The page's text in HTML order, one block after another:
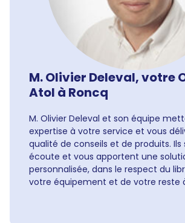
M. Olivier Deleval, votre
Atol à Roncq
M. Olivier Deleval et son équipe
expertise à votre service et vous
qualité de conseils et de produits.
écoute et vous apportent une
personnalisée, dans le respect du
votre équipement et de votre reste